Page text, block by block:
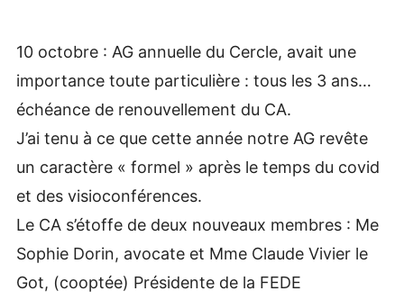
10 octobre : AG annuelle du Cercle, avait une
importance toute particulière : tous les 3 ans…
échéance de renouvellement du CA.
J’ai tenu à ce que cette année notre AG revête
un caractère « formel » après le temps du covid
et des visioconférences.
Le CA s’étoffe de deux nouveaux membres : Me
Sophie Dorin, avocate et Mme Claude Vivier le
Got, (cooptée) Présidente de la FEDE